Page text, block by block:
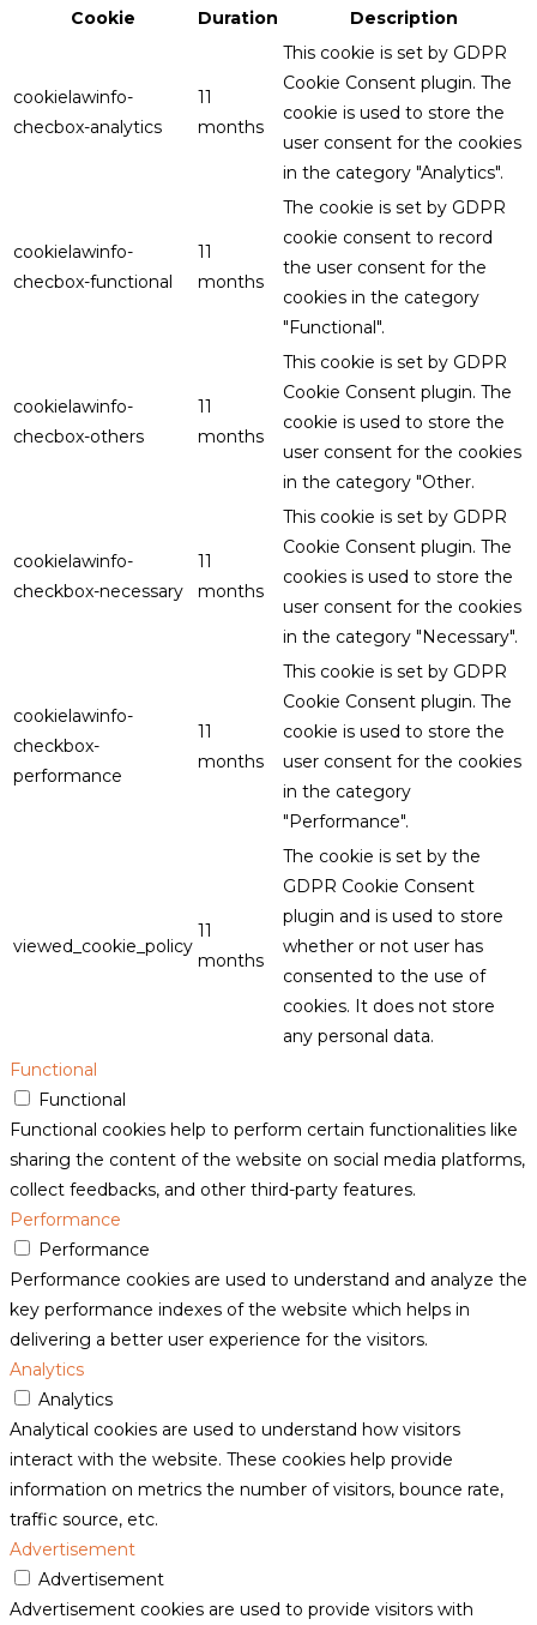
Cookie
Duration Description
cookielawinfo-
checbox-analytics
11
months
This cookie is set by GDPR
Cookie Consent plugin. The
cookie is used to store the
user consent for the cookies
in the category "Analytics".
cookielawinfo-
checbox-functional
11
months
The cookie is set by GDPR
cookie consent to record
the user consent for the
cookies in the category
"Functional".
cookielawinfo-
checbox-others
11
months
This cookie is set by GDPR
Cookie Consent plugin. The
cookie is used to store the
user consent for the cookies
in the category "Other.
cookielawinfo-
checkbox-necessary
11
months
This cookie is set by GDPR
Cookie Consent plugin. The
cookies is used to store the
user consent for the cookies
in the category "Necessary".
cookielawinfo-
checkbox-
performance
11
months
This cookie is set by GDPR
Cookie Consent plugin. The
cookie is used to store the
user consent for the cookies
in the category
"Performance".
viewed_cookie_policy
11
months
The cookie is set by the
GDPR Cookie Consent
plugin and is used to store
whether or not user has
consented to the use of
cookies. It does not store
any personal data.
Functional
Functional
Functional cookies help to perform certain functionalities like
sharing the content of the website on social media platforms,
collect feedbacks, and other third-party features.
Performance
Performance
Performance cookies are used to understand and analyze the
key performance indexes of the website which helps in
delivering a better user experience for the visitors.
Analytics
Analytics
Analytical cookies are used to understand how visitors
interact with the website. These cookies help provide
information on metrics the number of visitors, bounce rate,
traffic source, etc.
Advertisement
Advertisement
Advertisement cookies are used to provide visitors with